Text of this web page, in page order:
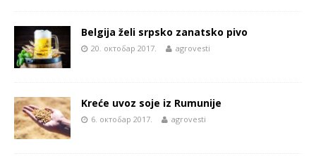
Belgija želi srpsko zanatsko pivo
20. октобар 2017. agrovesti
Kreće uvoz soje iz Rumunije
6. октобар 2017. agrovesti